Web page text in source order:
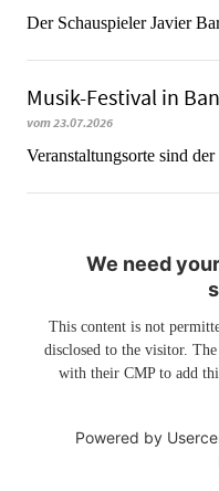
Der Schauspieler Javier
Musik-Festival in
vom 23.07.2026
Veranstaltungsorte sind
We need
This content is not
disclosed to the visitor.
with their CMP to add
Powered by